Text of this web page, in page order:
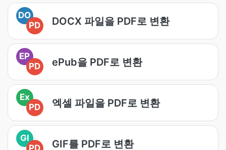
DO
PD
DOCX 파일을 PDF로 변환
EP
PD
ePub을 PDF로 변환
Ex
PD
엑셀 파일을 PDF로 변환
GI
GIF를 PDF로 변환